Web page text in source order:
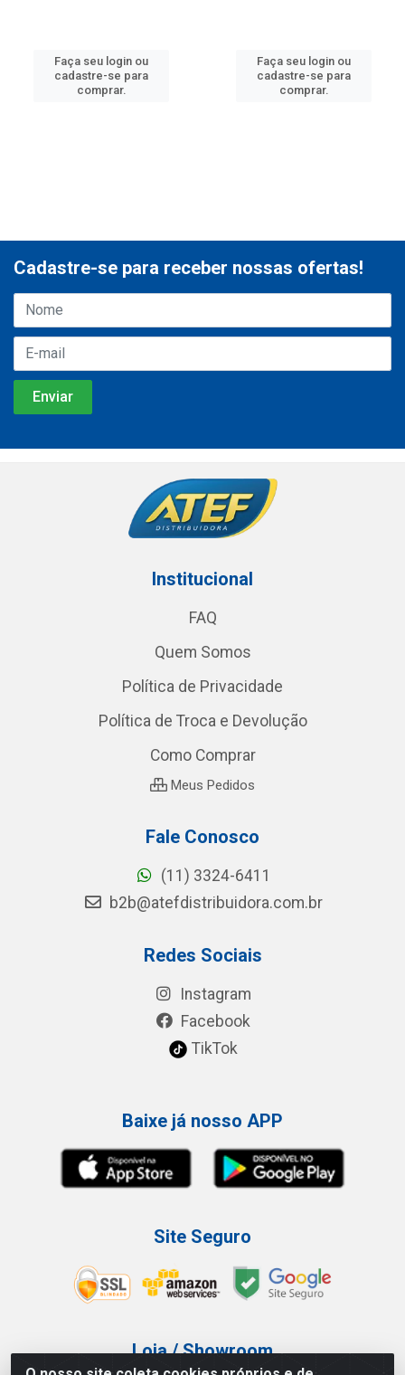
Faça seu login ou
cadastre-se para
comprar.
Faça seu login ou
cadastre-se para
comprar.
Cadastre-se para receber nossas ofertas!
Institucional
FAQ
Quem Somos
Política de Privacidade
Política de Troca e Devolução
Como Comprar
Meus Pedidos
Fale Conosco
(11) 3324-6411
b2b@atefdistribuidora.com.br
Redes Sociais
Instagram
Facebook
TikTok
Baixe já nosso APP
Site Seguro
Loja / Showroom